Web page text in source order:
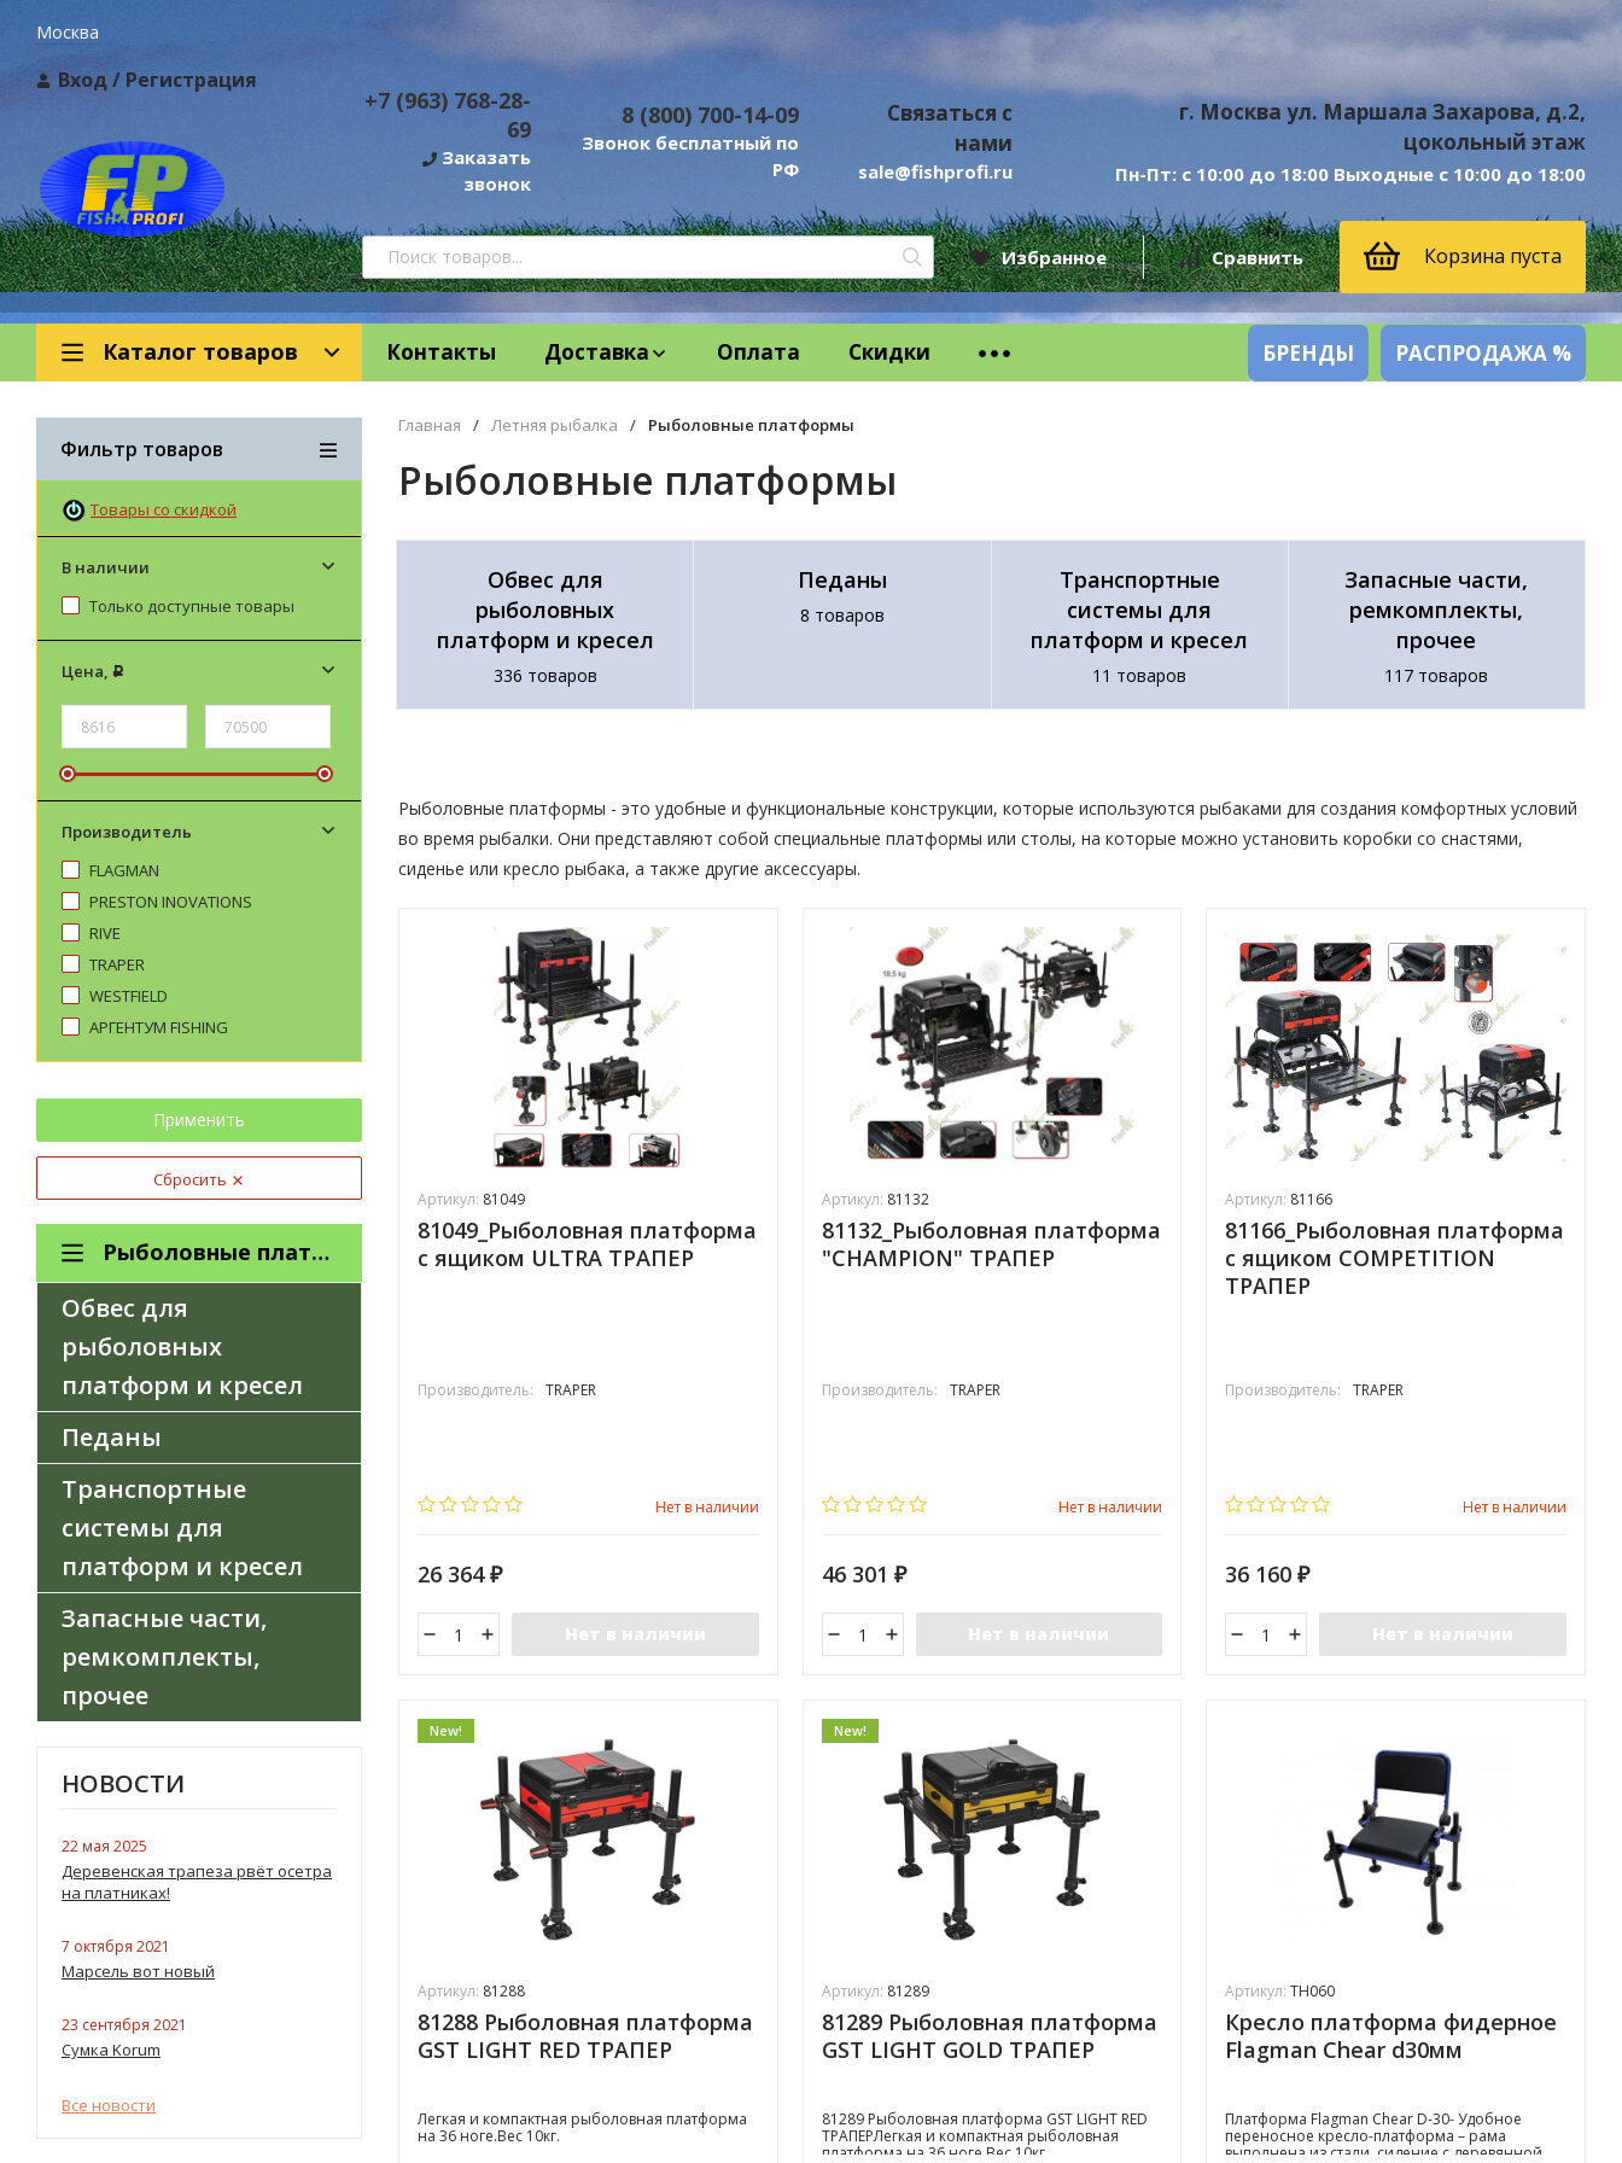
Москва
Вход/ Регистрация
+7 (963) 768-28-
69
Заказать
звонок
8 (800) 700-14-09
Звонок бесплатный по
РФ
Связаться с
нами
sale@fishprofi.ru
г. Москва ул. Маршала Захарова, д.2,
цокольный этаж
Пн-Пт: с 10:00 до 18:00 Выходные с 10:00 до 18:00
Избранное Сравнить Корзина пуста
Каталог товаров Контакты Доставка Оплата Скидки БРЕНДЫ РАСПРОДАЖА %
Фильтр товаров
Товары со скидкой
В наличии
Только доступные товары
Цена, Р
Производитель
FLAGMAN
PRESTON INOVATIONS
RIVE
TRAPER
WESTFIELD
АРГЕНТУМ FISHING
Применить
Сбросить
Рыболовные платформы
Обвес для
рыболовных
платформ и кресел
Педаны
Транспортные
системы для
платформ и кресел
Запасные части,
ремкомплекты,
прочее
НОВОСТИ
22 мая 2025
Деревенская трапеза рвёт осетра
на платниках!
7 октября 2021
Марсель вот новый
23 сентября 2021
Сумка Korum
Все новости
Главная / Летняя рыбалка / Рыболовные платформы
Рыболовные платформы
Обвес для
рыболовных
платформ и кресел
336 товаров
Педаны
8 товаров
Транспортные
системы для
платформ и кресел
11 товаров
Запасные части,
ремкомплекты,
прочее
117 товаров
Рыболовные платформы - это удобные и функциональные конструкции, которые используются рыбаками для создания комфортных условий
во время рыбалки. Они представляют собой специальные платформы или столы, на которые можно установить коробки со снастями,
сиденье или кресло рыбака, а также другие аксессуары.
Артикул: 81049
81049_Рыболовная платформа
с ящиком ULTRA ТРАПЕР
Производитель: TRAPER
Нет в наличии
26 364 ₽
Нет в наличии
Артикул: 81132
81132_Рыболовная платформа
"CHAMPION" ТРАПЕР
Производитель: TRAPER
Нет в наличии
46 301 ₽
Нет в наличии
Артикул: 81166
81166_Рыболовная платформа
с ящиком COMPETITION
ТРАПЕР
Производитель: TRAPER
Нет в наличии
36 160₽
Нет в наличии
New!
Артикул: 81288
81288 Рыболовная платформа
GST LIGHT RED ТРАПЕР
​​Легкая и компактная рыболовная платформа​
на 36 ноге. ​Вес 10кг.
New!
Артикул: 81289
81289 Рыболовная платформа
GST LIGHT GOLD ТРАПЕР
81289 Рыболовная платформа GST LIGHT RED
ТРАПЕР​ ​​Легкая и компактная рыболовная
платформа​ на 36 ноге. ​Вес 10кг.
Артикул:TH060
Кресло платформа фидерное
Flagman Chear d30мм
Платформа Flagman Chear D-30- Удобное
переносное кресло-платформа – рама
выполнена из стали, сидение с деревянной